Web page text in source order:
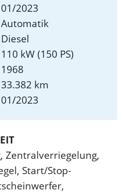
01/2023
Automatik
Diesel
110 kW (150 PS)
1968
33.382 km
01/2023
Zentralverriegelung,
Start/Stop-